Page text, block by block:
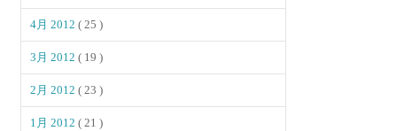
4月 2012( 25 )
3月 2012( 19 )
2月 2012( 23 )
1月 2012( 21 )